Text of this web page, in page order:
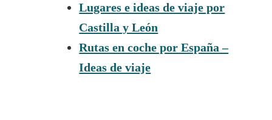
Lugares e ideas de viaje por
Castilla y León
Rutas en coche por España –
Ideas de viaje